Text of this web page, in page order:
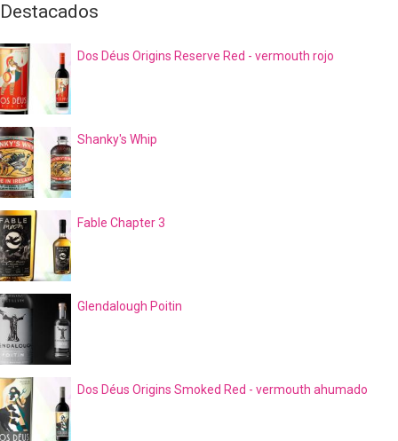
Destacados
Dos Déus Origins Reserve Red - vermouth rojo
Shanky's Whip
Fable Chapter 3
Glendalough Poitin
Dos Déus Origins Smoked Red - vermouth ahumado